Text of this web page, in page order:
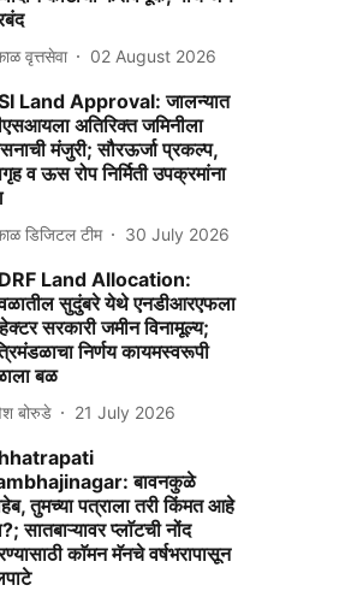
वृत्तसेवा 02 August 2026
Land Approval: जालन्यात
अतिरिक्त जमिनीला
मंजुरी; सौरऊर्जा प्रकल्प,
व ऊस रोप निर्मिती उपक्रमांना
डिजिटल टीम 30 July 2026
Land Allocation:
सुदुंबरे येथे एनडीआरएफला
सरकारी जमीन विनामूल्य;
निर्णय कायमस्वरूपी
बळ
बोरुडे 21 July 2026
बावनकुळे
तुमच्या पत्राला तरी किंमत आहे
सातबाऱ्यावर प्लाॅटची नोंद
काॅमन मॅनचे वर्षभरापासून